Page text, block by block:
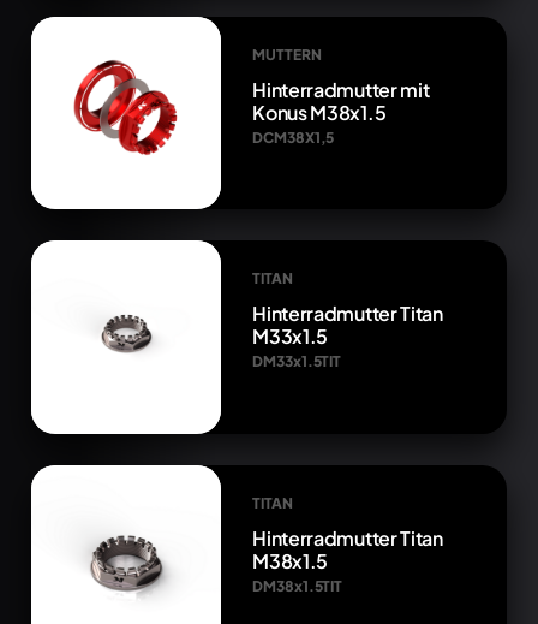
MUTTERN
Hinterradmutter mit
Konus M38x1.5
DCM38X1,5
TITAN
Hinterradmutter Titan
M33x1.5
DM33x1.5TIT
TITAN
Hinterradmutter Titan
M38x1.5
DM38x1.5TIT